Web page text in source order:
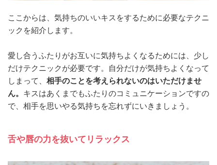
ここからは、気持ちのいいキスをするために必要なテクニ
ックを紹介します。
愛し合うふたりがお互いに気持ちよくなるためには、少し
だけテクニックが必要です。自分だけが気持ちよくなって
しまって、 相手のことを考えられないのはいただけませ
ん。 キスはあくまでもふたりのコミュニケーションですの
で、相手を思いやる気持ちを忘れずにいきましょう。
舌や唇の力を抜いてリラックス